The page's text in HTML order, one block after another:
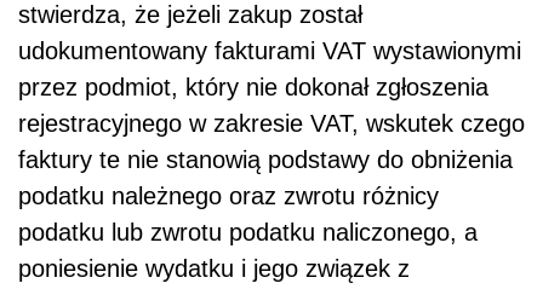
stwierdza, że jeżeli zakup został
udokumentowany fakturami VAT wystawionymi
przez podmiot, który nie dokonał zgłoszenia
rejestracyjnego w zakresie VAT, wskutek czego
faktury te nie stanowią podstawy do obniżenia
podatku należnego oraz zwrotu różnicy
podatku lub zwrotu podatku naliczonego, a
poniesienie wydatku i jego związek z